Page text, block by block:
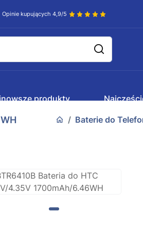
Opinie kupujących 4,9/5
produkty
Baterie do